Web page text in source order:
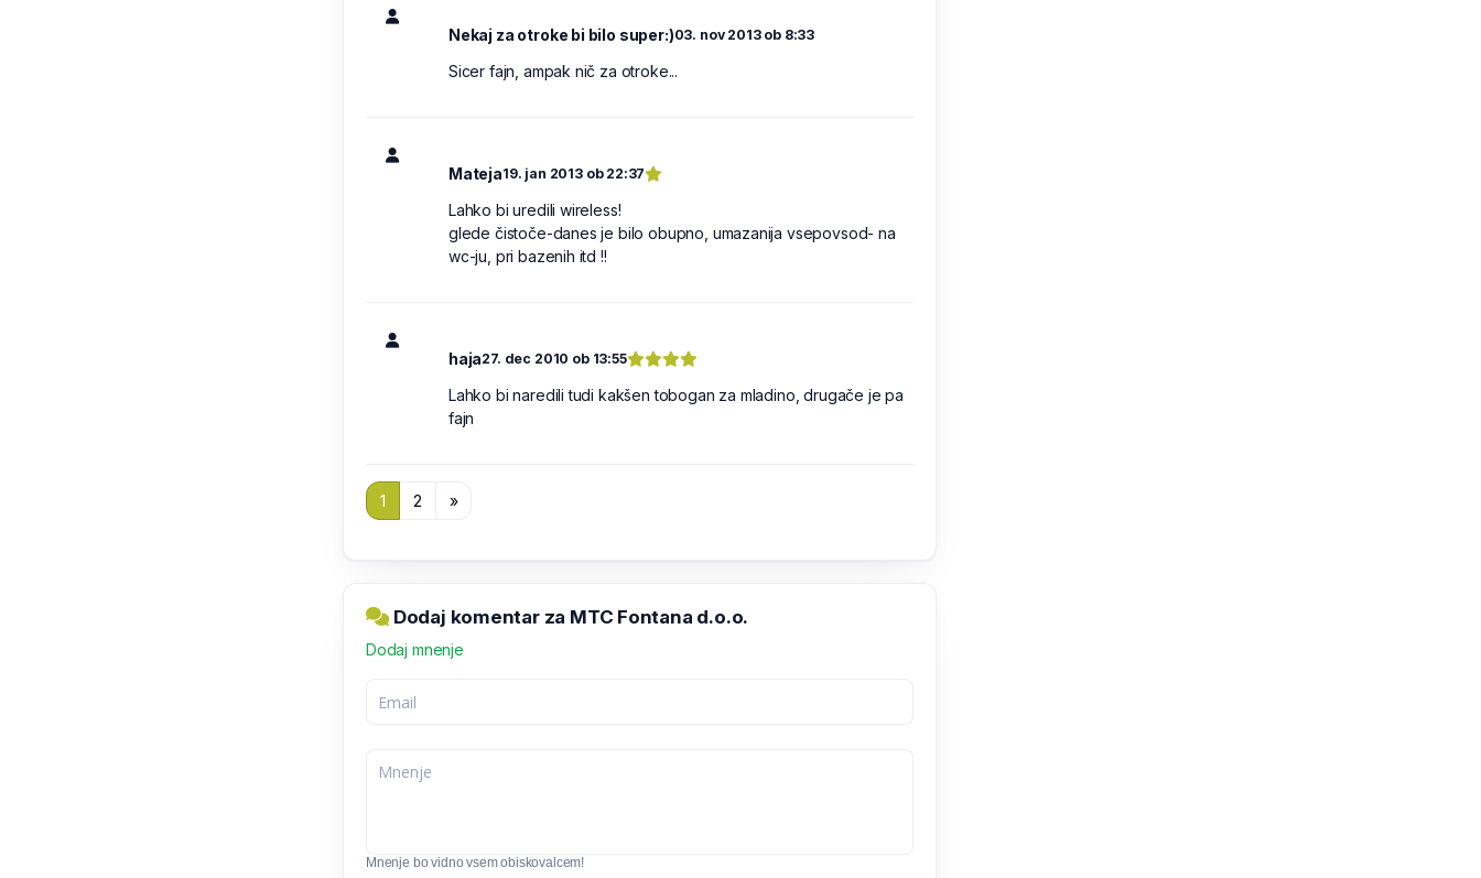
Nekaj za otroke bi bilo super:)03. nov 2013 ob 8:33
Sicer fajn, ampak nič za otroke...
Mateja19. jan 2013 ob 22:37
Lahko bi uredili wireless!
glede čistoče-danes je bilo obupno, umazanija vsepovsod- na
wc-ju, pri bazenih itd !!
haja27. dec 2010 ob 13:55
Lahko bi naredili tudi kakšen tobogan za mladino, drugače je pa
fajn
1 2 »
Dodaj komentar za MTC Fontana d.o.o.
Dodaj mnenje
Mnenje bo vidno vsem obiskovalcem!